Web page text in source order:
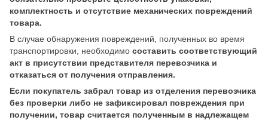
комплектность и отсутствие механических повреждений
товара.
В случае обнаружения повреждений, полученных во время
транспортировки, необходимо составить соответствующий
акт в присутствии представителя перевозчика и
отказаться от получения отправления.
Если покупатель забрал товар из отделения перевозчика
без проверки либо не зафиксировал повреждения при
получении, товар считается полученным в надлежащем